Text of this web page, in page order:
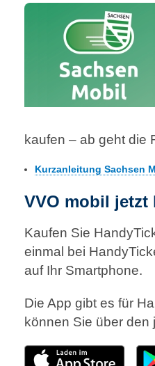
kaufen – ab geht die
Kurzanleitung Sachsen
VVO mobil
Kaufen Sie
einmal bei
auf Ihr Smartphone.
Die App gibt es für
können Sie über den